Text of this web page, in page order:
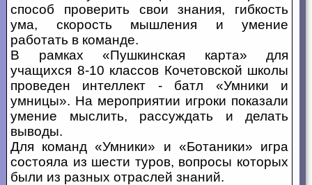
способ проверить свои знания, гибкость
ума, скорость мышления и умение
работать в команде.
В рамках «Пушкинская карта» для
учащихся 8-10 классов Кочетовской школы
проведен интеллект - батл «Умники и
умницы». На мероприятии игроки показали
умение мыслить, рассуждать и делать
выводы.
Для команд «Умники» и «Ботаники» игра
состояла из шести туров, вопросы которых
были из разных отраслей знаний.